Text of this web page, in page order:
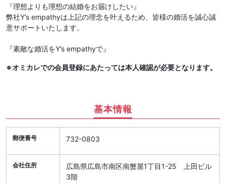
『理想よりも理想の結婚をお届けしたい』
弊社Y’s empathyは上記の理念を叶えるため、皆様の婚活を誠心誠
意サポートいたします。
『素敵な婚活をY’s empathyで』
※オミカレでの会員登録にあたっては本人確認が必要となります。
基本情報
郵便番号 732-0803
会社住所
広島県広島市南区南蟹屋1丁目1-25 上田ビル
3階